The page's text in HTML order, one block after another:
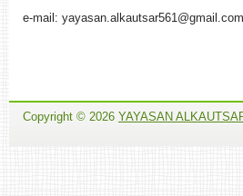
e-mail: yayasan.alkautsar561@gmail.com
Copyright © 2026 YAYASAN